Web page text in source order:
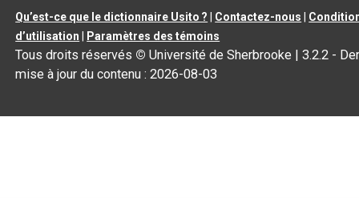
Qu’est-ce que le dictionnaire Usito ? Contactez-nous
d’utilisation
Paramètres des témoins
Tous droits réservés © Université de Sherbrooke |3.2.2 -
mise à jour du contenu :2026-08-03